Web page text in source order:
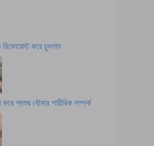
রিকোয়েস্ট করে চুদলাম
শ্বশুর বৌমার শারীরিক সম্পর্ক